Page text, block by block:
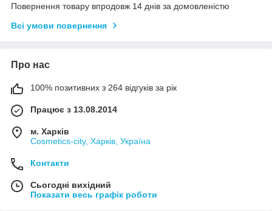
Повернення товару впродовж 14 днів за домовленістю
Всі умови повернення
Про нас
100% позитивних з 264 відгуків за рік
Працює з 13.08.2014
м. Харків
Cosmetics-city, Харків, Україна
Контакти
Сьогодні вихідний
Показати весь графік роботи